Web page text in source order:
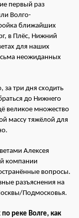
первый раз
Волго-
ближайших
в Плёс, Нижний
для наших
неожиданных
за три дня сходить
до Нижнего
великое множество
массу тяжёлой для
Алексея
компании
вопросы.
разъяснения на
Подмосковья.
реке Волге, как